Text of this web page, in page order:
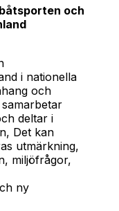
och
i nationella
och
deltar i
Det kan
utmärkning,
miljöfrågor,
ny